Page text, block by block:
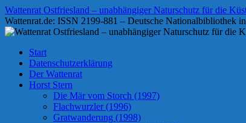
Zum
Inhalt
springen
Wattenrat Ostfriesland – unabhängiger Naturschutz für die
Wattenrat.de: ISSN 2199-881 – Deutsche Nationalbibliothek
Start
Datenschutzerklärung
Der Wattenrat
Horst Stern
Die Mär vom Storch (1997)
Flachwurzler (1996)
Gratwanderung (1998)